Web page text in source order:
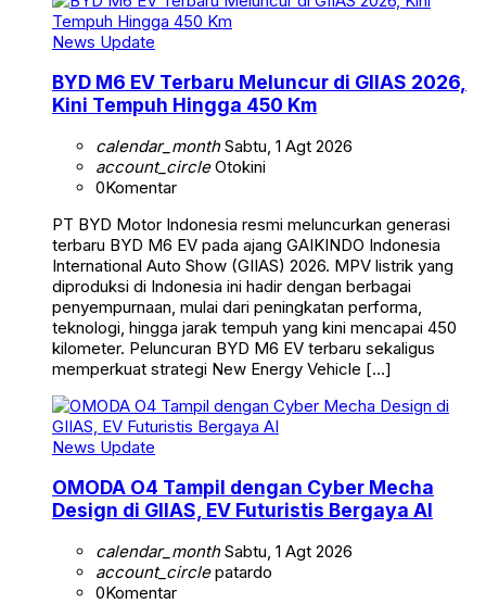
News Update
BYD M6 EV Terbaru Meluncur di GIIAS 2026,
Kini Tempuh Hingga 450 Km
calendar_monthSabtu, 1 Agt 2026
account_circleOtokini
0Komentar
PT BYD Motor Indonesia resmi meluncurkan generasi
terbaru BYD M6 EV pada ajang GAIKINDO Indonesia
International Auto Show (GIIAS) 2026. MPV listrik yang
diproduksi di Indonesia ini hadir dengan berbagai
penyempurnaan, mulai dari peningkatan performa,
teknologi, hingga jarak tempuh yang kini mencapai 450
kilometer. Peluncuran BYD M6 EV terbaru sekaligus
memperkuat strategi New Energy Vehicle […]
News Update
OMODA O4 Tampil dengan Cyber Mecha
Design di GIIAS, EV Futuristis Bergaya AI
calendar_monthSabtu, 1 Agt 2026
account_circlepatardo
0Komentar